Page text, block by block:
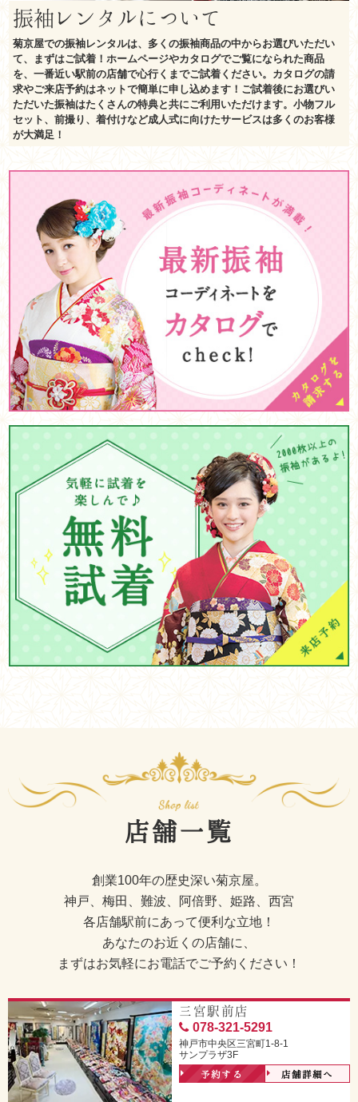
振袖レンタルについて
菊京屋での振袖レンタルは、多くの振袖商品の中からお選びいただい
て、まずはご試着！ホームページやカタログでご覧になられた商品
を、一番近い駅前の店舗で心行くまでご試着ください。カタログの請
求やご来店予約はネットで簡単に申し込めます！ご試着後にお選びい
ただいた振袖はたくさんの特典と共にご利用いただけます。小物フル
セット、前撮り、着付けなど成人式に向けたサービスは多くのお客様
が大満足！
店舗一覧
創業100年の歴史深い菊京屋。
神戸、梅田、難波、阿倍野、姫路、西宮
各店舗駅前にあって便利な立地！
あなたのお近くの店舗に、
まずはお気軽にお電話でご予約ください！
三宮駅前店
078-321-5291
神戸市中央区三宮町1-8-1
サンプラザ3F
予約する 店舗詳細へ